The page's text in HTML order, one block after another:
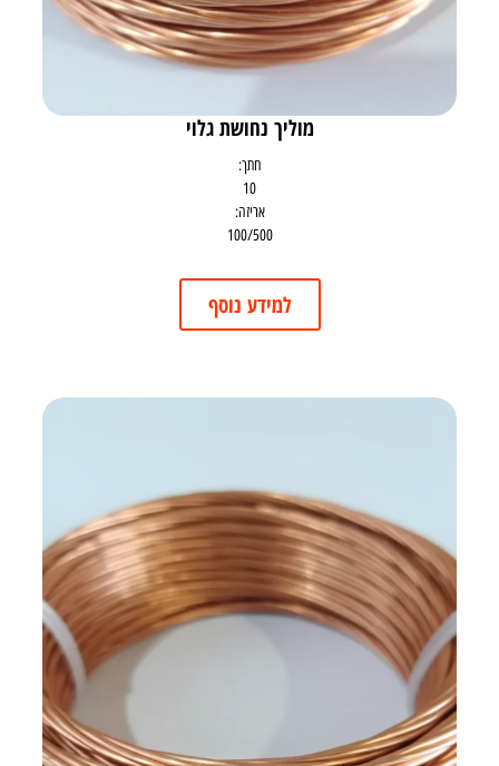
מוליך נחושת גלוי
חתך:
10
אריזה:
100/500
למידע נוסף